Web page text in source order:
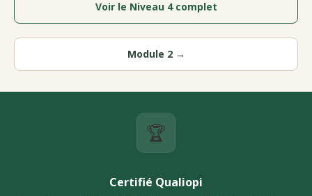
Voir le Niveau 4 complet
Module 2 →
🏆
Certifié Qualiopi